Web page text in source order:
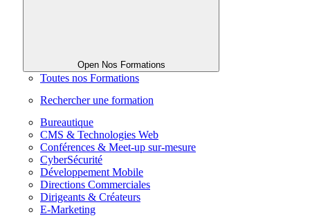
Open Nos Formations
Toutes nos Formations
Rechercher une formation
Bureautique
CMS & Technologies Web
Conférences & Meet-up sur-mesure
CyberSécurité
Développement Mobile
Directions Commerciales
Dirigeants & Créateurs
E-Marketing